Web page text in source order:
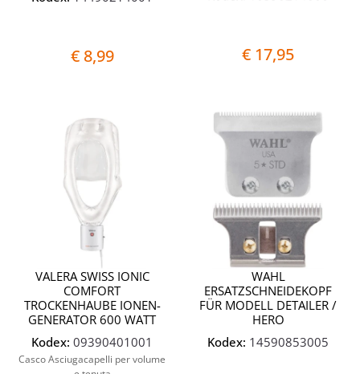
€ 8,99 € 17,95
VALERA SWISS IONIC
COMFORT
TROCKENHAUBE IONEN-
GENERATOR 600 WATT
Kodex: 09390401001
Casco Asciugacapelli per volume
WAHL
ERSATZSCHNEIDEKOPF
FÜR MODELL DETAILER /
HERO
Kodex: 14590853005